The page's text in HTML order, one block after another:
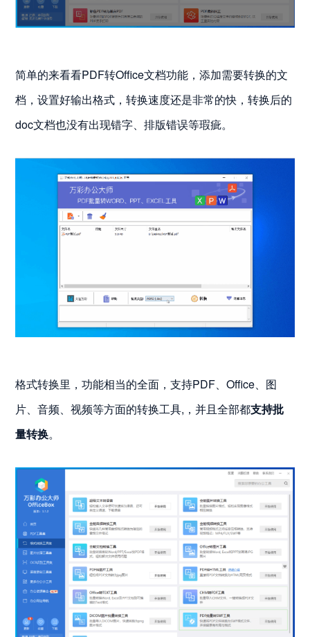
简单的来看看PDF转Office文档功能，添加需要转换的文
档，设置好输出格式，转换速度还是非常的快，转换后的
doc文档也没有出现错字、排版错误等瑕疵。
格式转换里，功能相当的全面，支持PDF、Office、图
片、音频、视频等方面的转换工具,，并且全部都支持批
量转换。